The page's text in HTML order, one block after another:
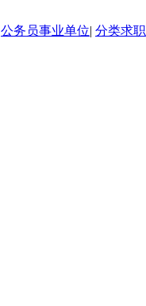
公务员事业单位| 分类求职